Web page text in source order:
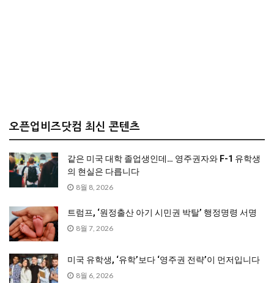
오픈업비즈닷컴 최신 콘텐츠
같은 미국 대학 졸업생인데… 영주권자와 F-1 유학생
의 현실은 다릅니다
8월 8, 2026
트럼프, ‘원정출산 아기 시민권 박탈’ 행정명령 서명
8월 7, 2026
미국 유학생, ‘유학’보다 ‘영주권 전략’이 먼저입니다
8월 6, 2026